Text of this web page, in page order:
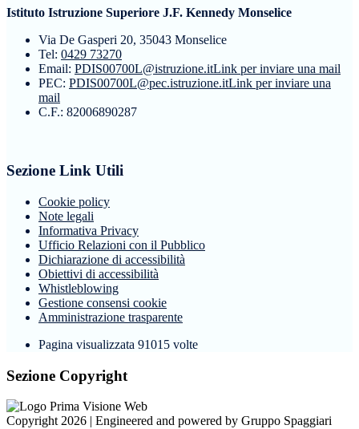
Istituto Istruzione Superiore J.F. Kennedy Monselice
Via De Gasperi 20, 35043 Monselice
Tel: 0429 73270
Email: PDIS00700L@istruzione.itLink per inviare una mail
PEC: PDIS00700L@pec.istruzione.itLink per inviare una
mail
C.F.: 82006890287
Sezione Link Utili
Cookie policy
Note legali
Informativa Privacy
Ufficio Relazioni con il Pubblico
Dichiarazione di accessibilità
Obiettivi di accessibilità
Whistleblowing
Gestione consensi cookie
Amministrazione trasparente
Pagina visualizzata 91015 volte
Sezione Copyright
Copyright 2026 | Engineered and powered by Gruppo Spaggiari